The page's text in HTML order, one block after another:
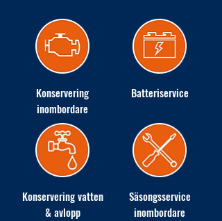
Konservering
inombordare
Batteriservice
Konservering vatten
& avlopp
Säsongsservice
inombordare